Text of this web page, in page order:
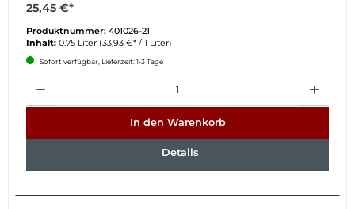
25,45 €*
Produktnummer: 401026-21
Inhalt: 0.75 Liter (33,93 €* / 1 Liter)
Sofort verfügbar, Lieferzeit: 1-3 Tage
In den Warenkorb
Details